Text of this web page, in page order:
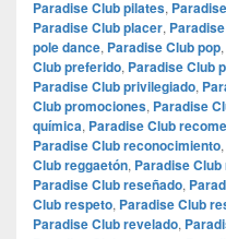
Paradise Club pilates,
Paradise Club placer,
pole dance, Paradise Club pop,
Club preferido, Paradise Club
Paradise Club privilegiado,
Club promociones, Paradise
química, Paradise Club
Paradise Club reconocimiento,
Club reggaetón, Paradise
Paradise Club reseñado,
Club respeto, Paradise Club
Paradise Club revelado,